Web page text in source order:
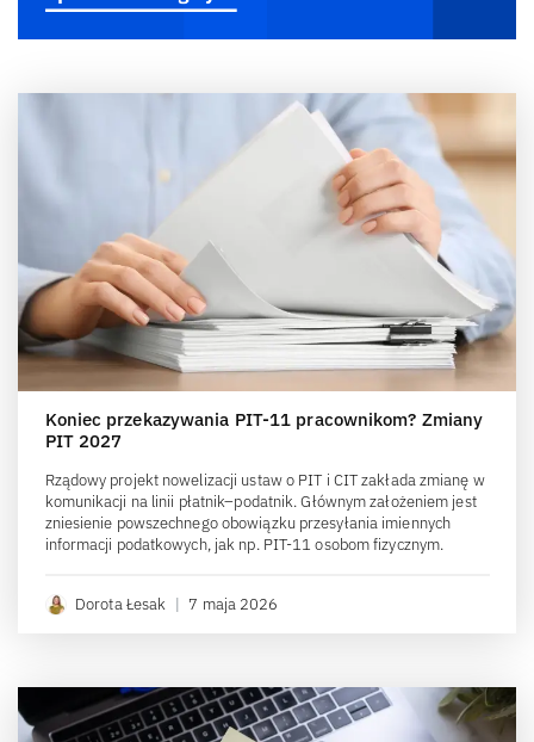
Koniec przekazywania PIT-11 pracownikom? Zmiany
PIT 2027
Rządowy projekt nowelizacji ustaw o PIT i CIT zakłada zmianę w
komunikacji na linii płatnik–podatnik. Głównym założeniem jest
zniesienie powszechnego obowiązku przesyłania imiennych
informacji podatkowych, jak np. PIT-11 osobom fizycznym.
Dorota Łesak | 7 maja 2026